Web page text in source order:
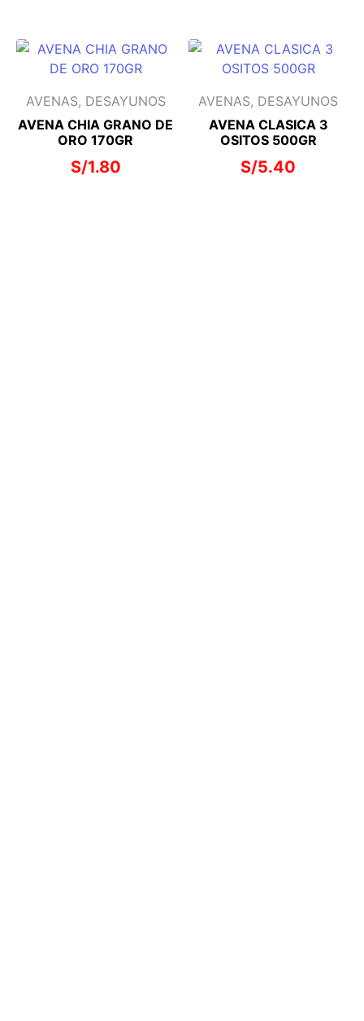
AVENAS, DESAYUNOS
AVENA CHIA GRANO DE
ORO 170GR
S/1.80
AVENAS, DESAYUNOS
AVENA CLASICA 3
OSITOS 500GR
S/5.40